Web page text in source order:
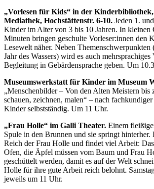
„Vorlesen für Kids“ in der
Mediathek, Hochstättenstr. 6-10. Jeden 1.
Kinder im Alter von 3 bis 10 Jahren. In kleinen
Minuten bringen geschulte Vorleser:innen den
Lesewelt näher. Neben
Jahr des Wassers) wird es auch mehrsprachiges
Begleitung in Gebärdensprache geben. Um
Museumswerkstatt für Kinder im Museum
„Menschenbilder – Von den Alten Meistern bis
schauen, zeichnen, malen“ – nach
Kinder selbstständig. Um 11 Uhr.
„Frau Holle“ im Galli Theater. Einem
Spule in den Brunnen und sie springt hinterher.
Reich der Frau Holle und findet viel Arbeit:
Ofen, die Äpfel müssen vom Baum und Frau
geschüttelt werden, damit es auf der Welt
Holle für ihre gute Arbeit reich belohnt.
jeweils um 11 Uhr.